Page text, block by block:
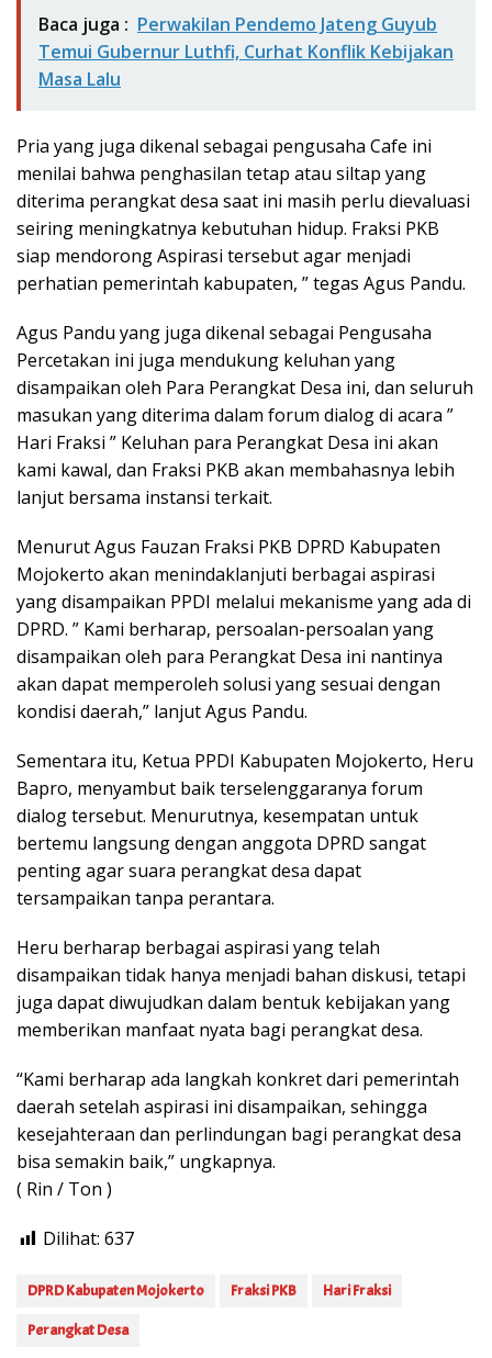
Baca juga : Perwakilan Pendemo Jateng Guyub
Temui Gubernur Luthfi, Curhat Konflik Kebijakan
Masa Lalu
Pria yang juga dikenal sebagai pengusaha Cafe ini
menilai bahwa penghasilan tetap atau siltap yang
diterima perangkat desa saat ini masih perlu dievaluasi
seiring meningkatnya kebutuhan hidup. Fraksi PKB
siap mendorong Aspirasi tersebut agar menjadi
perhatian pemerintah kabupaten, ” tegas Agus Pandu.
Agus Pandu yang juga dikenal sebagai Pengusaha
Percetakan ini juga mendukung keluhan yang
disampaikan oleh Para Perangkat Desa ini, dan seluruh
masukan yang diterima dalam forum dialog di acara ”
Hari Fraksi ” Keluhan para Perangkat Desa ini akan
kami kawal, dan Fraksi PKB akan membahasnya lebih
lanjut bersama instansi terkait.
Menurut Agus Fauzan Fraksi PKB DPRD Kabupaten
Mojokerto akan menindaklanjuti berbagai aspirasi
yang disampaikan PPDI melalui mekanisme yang ada di
DPRD. ” Kami berharap, persoalan-persoalan yang
disampaikan oleh para Perangkat Desa ini nantinya
akan dapat memperoleh solusi yang sesuai dengan
kondisi daerah,” lanjut Agus Pandu.
Sementara itu, Ketua PPDI Kabupaten Mojokerto, Heru
Bapro, menyambut baik terselenggaranya forum
dialog tersebut. Menurutnya, kesempatan untuk
bertemu langsung dengan anggota DPRD sangat
penting agar suara perangkat desa dapat
tersampaikan tanpa perantara.
Heru berharap berbagai aspirasi yang telah
disampaikan tidak hanya menjadi bahan diskusi, tetapi
juga dapat diwujudkan dalam bentuk kebijakan yang
memberikan manfaat nyata bagi perangkat desa.
“Kami berharap ada langkah konkret dari pemerintah
daerah setelah aspirasi ini disampaikan, sehingga
kesejahteraan dan perlindungan bagi perangkat desa
bisa semakin baik,” ungkapnya.
( Rin / Ton )
Dilihat: 637
DPRD Kabupaten Mojokerto Fraksi PKB Hari Fraksi
Perangkat Desa